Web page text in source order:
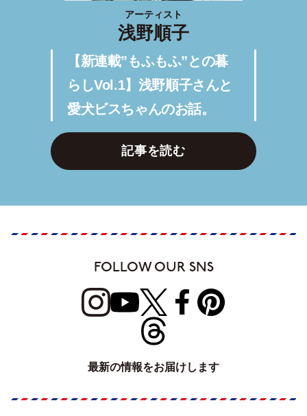
アーティスト
浅野順子
【新連載”もふもふ”との暮
らしVol.1】浅野順子さんと
愛犬ビスちゃんのお話。
記事を読む
FOLLOW OUR SNS
最新の情報をお届けします